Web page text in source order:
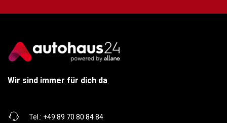
Wir sind immer für dich da
Tel.: +49 89 70 80 84 84